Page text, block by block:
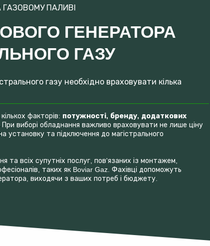
ПАЛИВІ
ГЕНЕРАТОРА
ГАЗУ
газу необхідно враховувати кілька
факторів: потужності, бренду, додаткових
При виборі обладнання важливо враховувати не лише ціну
установку та підключення до магістрального
та всіх супутніх послуг, пов'язаних із монтажем,
таких як Boviar Gaz. Фахівці допоможуть
виходячи з ваших потреб і бюджету.